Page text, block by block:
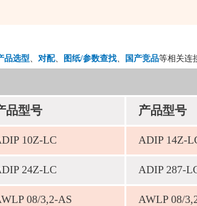
品选型、 对配、 图纸/参数查找、 国产竞品等相关连
品型号 产品型号
10Z-LC ADIP 14Z-
24Z-LC ADIP 287-
08/3,2-AS AWLP 08/